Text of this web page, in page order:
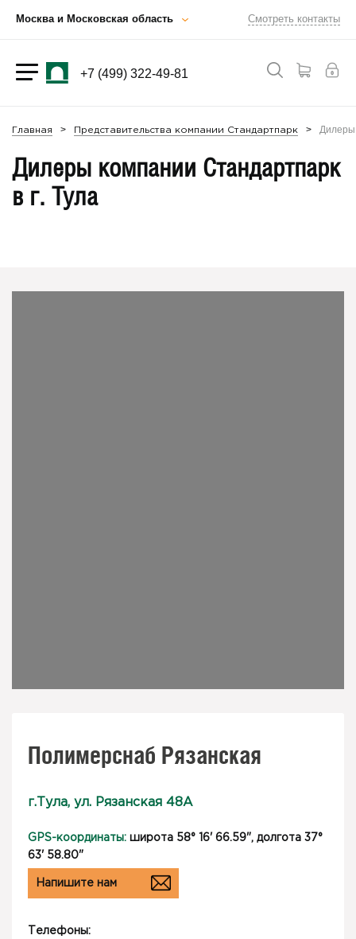
Москва и Московская область Смотреть контакты
+7 (499) 322-49-81
Главная Представительства компании Стандартпарк Дилеры
Дилеры компании Стандартпарк
в г. Тула
Полимерснаб Рязанская
г.Тула, ул. Рязанская 48А
GPS-координаты: широта 58° 16' 66.59", долгота 37°
63' 58.80"
Напишите нам
Телефоны: